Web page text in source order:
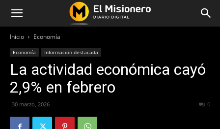
Inicio Economía
Economía Información destacada
La actividad económica cayó
2,9% en febrero
30 marzo, 2026 0